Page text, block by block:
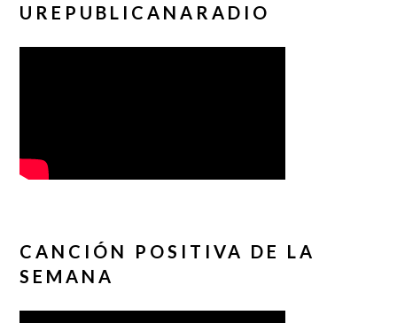
UREPUBLICANARADIO
CANCIÓN POSITIVA DE LA
SEMANA